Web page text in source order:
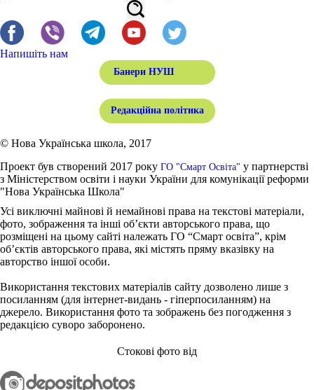
Напишіть нам
Банери НУШ
Редакційна політика
© Нова Українська школа, 2017
Проект був створений 2017 року ГО "Смарт Освіта" у партнерстві
з Міністерством освіти і науки України для комунікації реформи
"Нова Українська Школа"
Усі виключні майнові й немайнові права на текстові матеріали,
фото, зображення та інші об’єкти авторського права, що
розміщені на цьому сайті належать ГО “Смарт освіта”, крім
об’єктів авторського права, які містять пряму вказівку на
авторство іншої особи.
Використання текстових матеріалів сайту дозволено лише з
посиланням (для інтернет-видань - гіперпосиланням) на
джерело. Використання фото та зображень без погодження з
редакцією суворо заборонено.
Стокові фото від